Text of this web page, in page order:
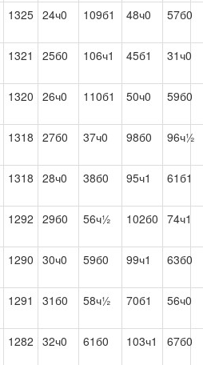
1325 24ч0 109б1 48ч0 57б0
1321 25б0 106ч1 45б1 31ч0
1320 26ч0 110б1 50ч0 59б0
1318 27б0 37ч0 98б0 96ч½
1318 28ч0 38б0 95ч1 61б1
1292 29б0 56ч½ 102б0 74ч1
1290 30ч0 59б0 99ч1 63б0
1291 31б0 58ч½ 70б1 56ч0
1282 32ч0 61б0 103ч1 67б0